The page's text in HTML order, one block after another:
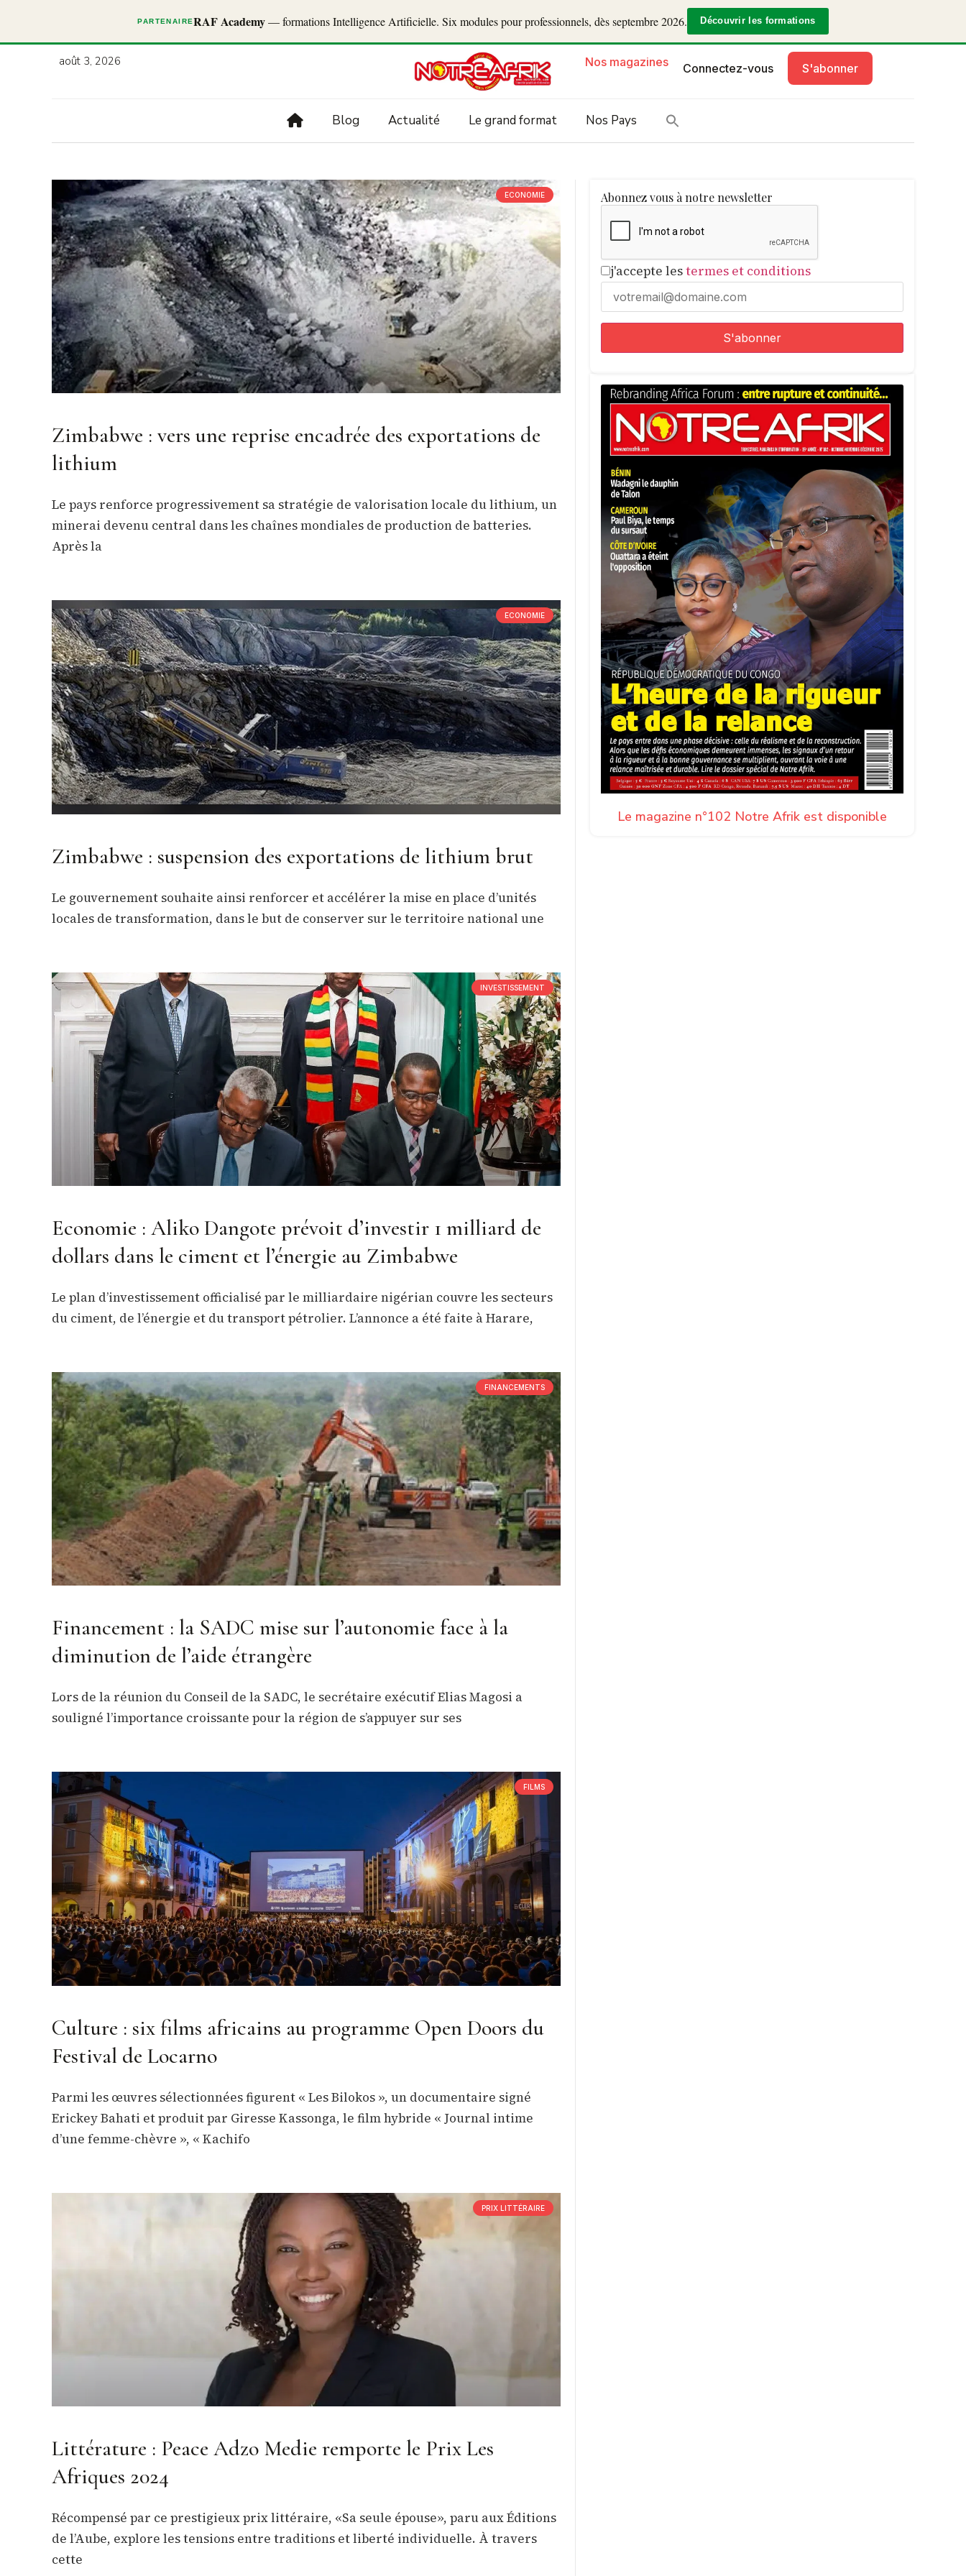
PARTENAIRERAF Academy— formations Intelligence Artificielle. Six modules pour professionnels, dès septembre 2026. Découvrir les formations
août 3, 2026 Nos magazines Connectez-vous S'abonner
Blog Actualité Le grand format Nos Pays
ECONOMIE
Zimbabwe : vers une reprise encadrée des exportations de
lithium
Le pays renforce progressivement sa stratégie de valorisation locale du lithium, un
minerai devenu central dans les chaînes mondiales de production de batteries.
Après la
ECONOMIE
Zimbabwe : suspension des exportations de lithium brut
Le gouvernement souhaite ainsi renforcer et accélérer la mise en place d’unités
locales de transformation, dans le but de conserver sur le territoire national une
INVESTISSEMENT
Economie : Aliko Dangote prévoit d’investir 1 milliard de
dollars dans le ciment et l’énergie au Zimbabwe
Le plan d’investissement officialisé par le milliardaire nigérian couvre les secteurs
du ciment, de l’énergie et du transport pétrolier. L’annonce a été faite à Harare,
FINANCEMENTS
Financement : la SADC mise sur l’autonomie face à la
diminution de l’aide étrangère
Lors de la réunion du Conseil de la SADC, le secrétaire exécutif Elias Magosi a
souligné l’importance croissante pour la région de s’appuyer sur ses
FILMS
Culture : six films africains au programme Open Doors du
Festival de Locarno
Parmi les œuvres sélectionnées figurent « Les Bilokos », un documentaire signé
Erickey Bahati et produit par Giresse Kassonga, le film hybride « Journal intime
d’une femme-chèvre », « Kachifo
PRIX LITTÉRAIRE
Littérature : Peace Adzo Medie remporte le Prix Les
Afriques 2024
Récompensé par ce prestigieux prix littéraire, «Sa seule épouse», paru aux Éditions
de l’Aube, explore les tensions entre traditions et liberté individuelle. À travers
cette
Abonnez vous à notre newsletter
j'accepte lestermes et conditions
Le magazine n°102 Notre Afrik est disponible